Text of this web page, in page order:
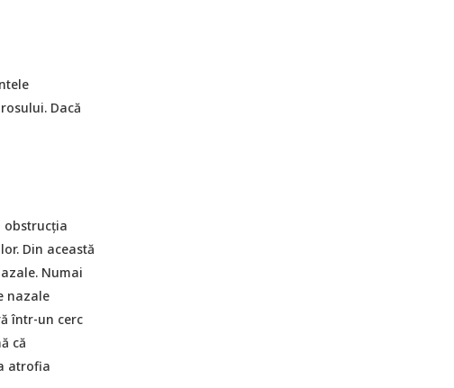
Dacă
obstrucția
Din această
Numai
nazale
într-un cerc
că
atrofia